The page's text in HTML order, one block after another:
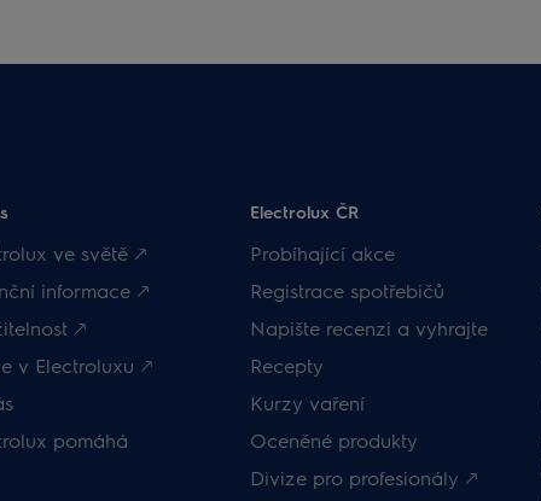
ve světě 🡕
informace 🡕
🡕
v Electroluxu 🡕
pomáhá
Electrolux ČR
Probíhající akce
Registrace spotřebičů
Napište recenzi a vyhrajte
Recepty
Kurzy vaření
Oceněné produkty
Divize pro profesionály 🡕